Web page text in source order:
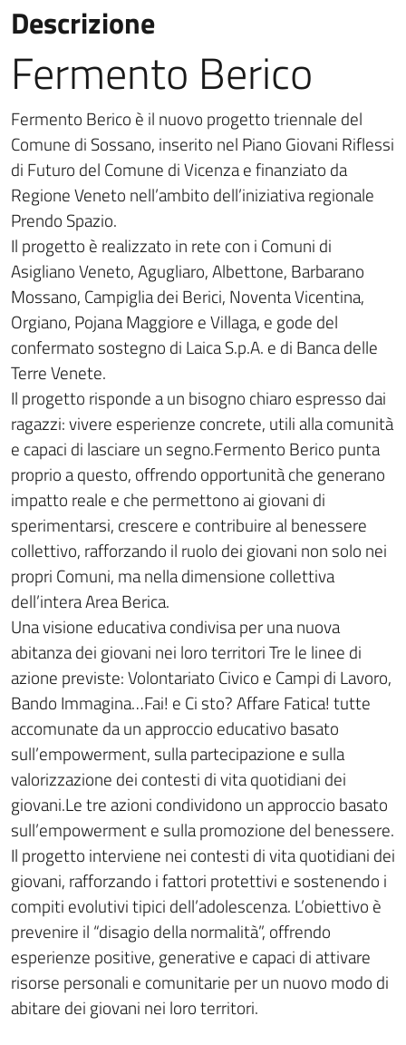
Descrizione
Fermento Berico
Fermento Berico è il nuovo progetto triennale del
Comune di Sossano, inserito nel Piano Giovani Riflessi
di Futuro del Comune di Vicenza e finanziato da
Regione Veneto nell’ambito dell’iniziativa regionale
Prendo Spazio.
Il progetto è realizzato in rete con i Comuni di
Asigliano Veneto, Agugliaro, Albettone, Barbarano
Mossano, Campiglia dei Berici, Noventa Vicentina,
Orgiano, Pojana Maggiore e Villaga, e gode del
confermato sostegno di Laica S.p.A. e di Banca delle
Terre Venete.
Il progetto risponde a un bisogno chiaro espresso dai
ragazzi: vivere esperienze concrete, utili alla comunità
e capaci di lasciare un segno.Fermento Berico punta
proprio a questo, offrendo opportunità che generano
impatto reale e che permettono ai giovani di
sperimentarsi, crescere e contribuire al benessere
collettivo, rafforzando il ruolo dei giovani non solo nei
propri Comuni, ma nella dimensione collettiva
dell’intera Area Berica.
Una visione educativa condivisa per una nuova
abitanza dei giovani nei loro territori Tre le linee di
azione previste: Volontariato Civico e Campi di Lavoro,
Bando Immagina…Fai! e Ci sto? Affare Fatica! tutte
accomunate da un approccio educativo basato
sull’empowerment, sulla partecipazione e sulla
valorizzazione dei contesti di vita quotidiani dei
giovani.Le tre azioni condividono un approccio basato
sull’empowerment e sulla promozione del benessere.
Il progetto interviene nei contesti di vita quotidiani dei
giovani, rafforzando i fattori protettivi e sostenendo i
compiti evolutivi tipici dell’adolescenza. L’obiettivo è
prevenire il “disagio della normalità”, offrendo
esperienze positive, generative e capaci di attivare
risorse personali e comunitarie per un nuovo modo di
abitare dei giovani nei loro territori.